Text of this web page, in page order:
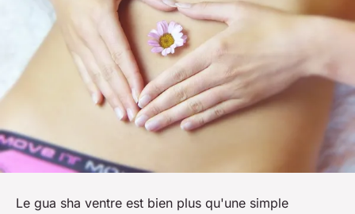
Le gua sha ventre est bien plus qu'une simple